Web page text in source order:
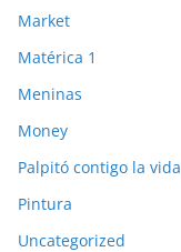
Market
Matérica 1
Meninas
Money
Palpitó contigo la vida
Pintura
Uncategorized